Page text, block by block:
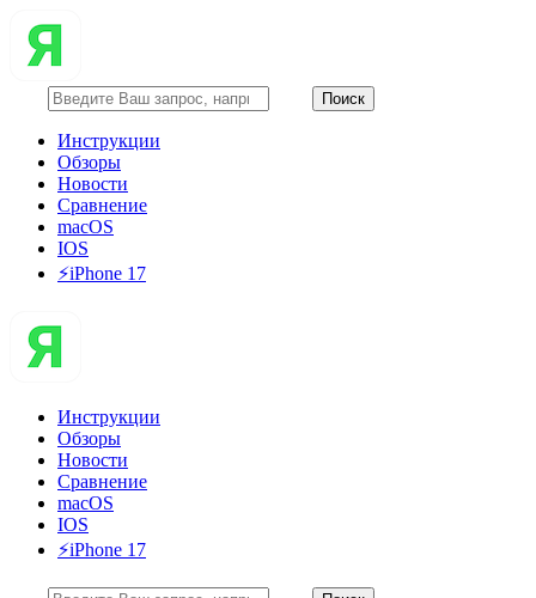
Инструкции
Обзоры
Новости
Сравнение
macOS
IOS
⚡️iPhone 17
Инструкции
Обзоры
Новости
Сравнение
macOS
IOS
⚡️iPhone 17